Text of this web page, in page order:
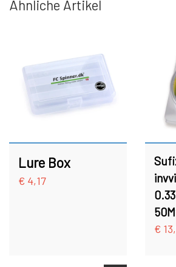
FC SPINNER
GUTSCHEIN
SPINNER
TILBEHØR TIL
OUTLET
Ähnliche Artikel
Lure Box
€ 4,17
€